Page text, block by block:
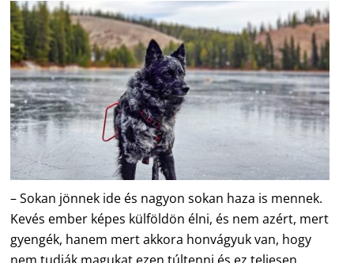
– Sokan jönnek ide és nagyon sokan haza is mennek.
Kevés ember képes külföldön élni, és nem azért, mert
gyengék, hanem mert akkora honvágyuk van, hogy